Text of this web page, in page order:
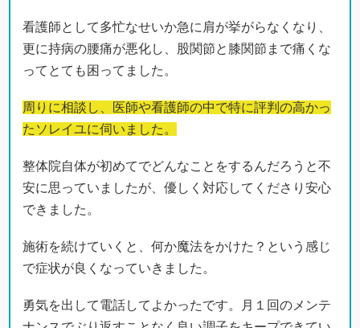
看護師として多忙なせいか急に肩が挙がらなくなり、
更に持病の腰痛が悪化し、股関節と膝関節まで痛くな
ってとても困ってました。
周りに相談し、医師や看護師の中で特に評判の高かっ
たソレイユに伺いました。
整体院自体が初めてでどんなことをするんだろうと不
安に思っていましたが、優しく対応してくださり安心
できました。
施術を続けていくと、何か魔法をかけた？という感じ
で症状が良くなっていきました。
勇気を出して電話してよかったです。月１回のメンテ